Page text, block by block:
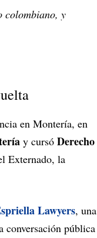
colombiano, y
en Montería, en
y cursó Derecho
Externado, la
Lawyers, una
conversación pública